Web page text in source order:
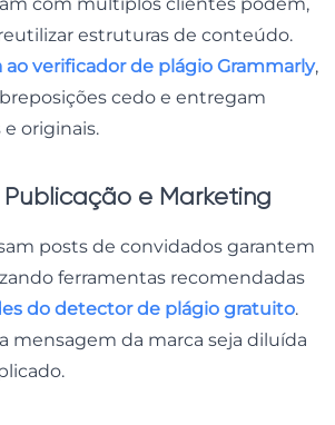
estruturas de conteúdo.
ao verificador de plágio Grammarly,
cedo e entregam
originais.
e Marketing
posts de convidados garantem
ferramentas recomendadas
do detector de plágio gratuito.
mensagem da marca seja diluída